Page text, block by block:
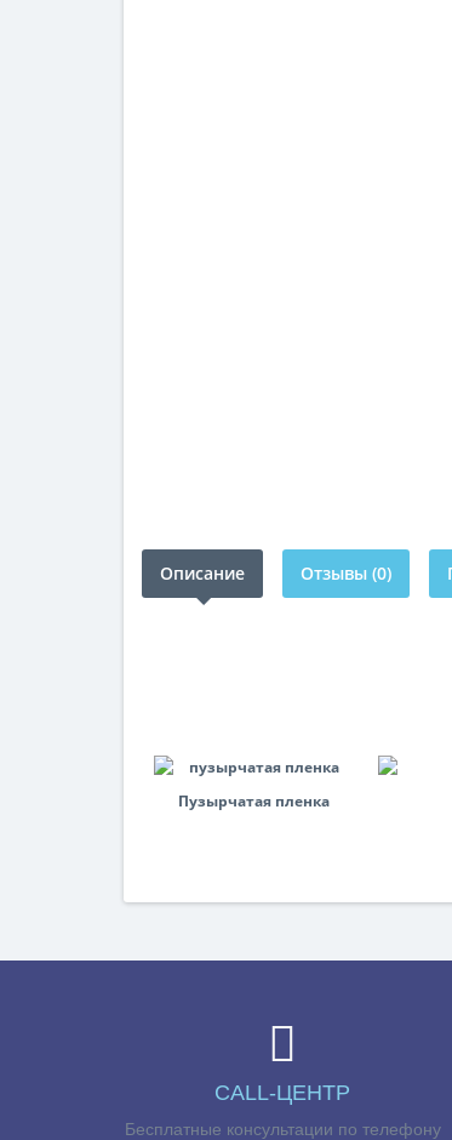
Описание Отзывы (0)
Пузырчатая пленка
CALL-ЦЕНТР
Бесплатные консультации по телефону